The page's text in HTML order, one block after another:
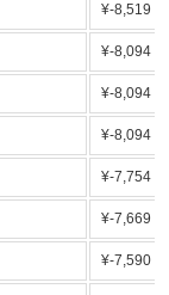
¥-8,519
¥-8,094
¥-8,094
¥-8,094
¥-7,754
¥-7,669
¥-7,590